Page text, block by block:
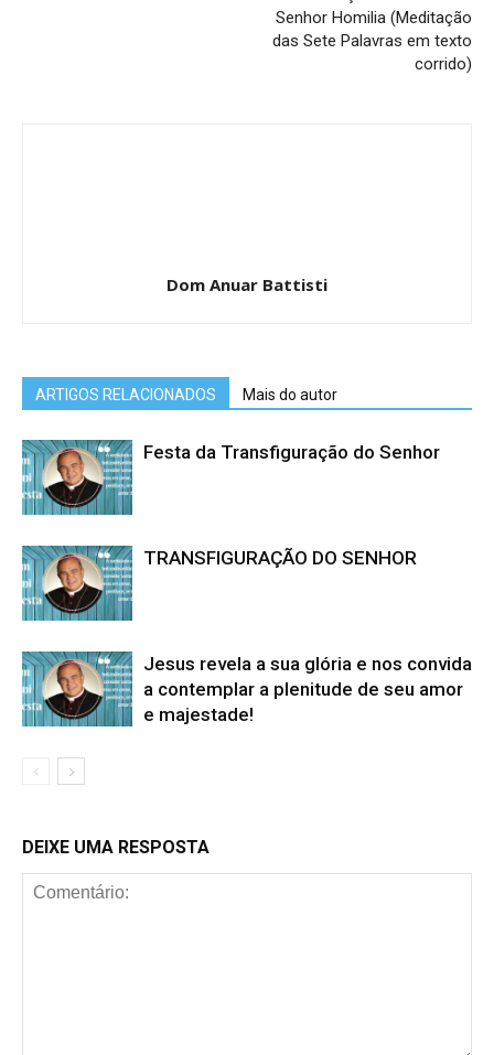
Senhor Homilia (Meditação
das Sete Palavras em texto
corrido)
Dom Anuar Battisti
ARTIGOS RELACIONADOS Mais do autor
Festa da Transfiguração do Senhor
TRANSFIGURAÇÃO DO SENHOR
Jesus revela a sua glória e nos convida
a contemplar a plenitude de seu amor
e majestade!
DEIXE UMA RESPOSTA